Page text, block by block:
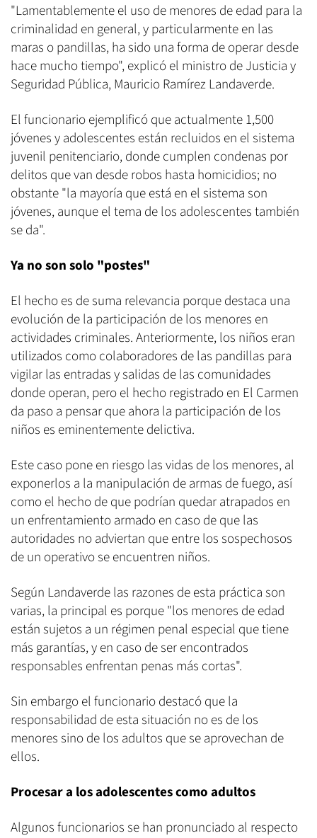
"Lamentablemente el uso de menores de edad para la
criminalidad en general, y particularmente en las
maras o pandillas, ha sido una forma de operar desde
hace mucho tiempo", explicó el ministro de Justicia y
Seguridad Pública, Mauricio Ramírez Landaverde.
El funcionario ejemplificó que actualmente 1,500
jóvenes y adolescentes están recluidos en el sistema
juvenil penitenciario, donde cumplen condenas por
delitos que van desde robos hasta homicidios; no
obstante "la mayoría que está en el sistema son
jóvenes, aunque el tema de los adolescentes también
se da".
Ya no son solo "postes"
El hecho es de suma relevancia porque destaca una
evolución de la participación de los menores en
actividades criminales. Anteriormente, los niños eran
utilizados como colaboradores de las pandillas para
vigilar las entradas y salidas de las comunidades
donde operan, pero el hecho registrado en El Carmen
da paso a pensar que ahora la participación de los
niños es eminentemente delictiva.
Este caso pone en riesgo las vidas de los menores, al
exponerlos a la manipulación de armas de fuego, así
como el hecho de que podrían quedar atrapados en
un enfrentamiento armado en caso de que las
autoridades no adviertan que entre los sospechosos
de un operativo se encuentren niños.
Según Landaverde las razones de esta práctica son
varias, la principal es porque "los menores de edad
están sujetos a un régimen penal especial que tiene
más garantías, y en caso de ser encontrados
responsables enfrentan penas más cortas".
Sin embargo el funcionario destacó que la
responsabilidad de esta situación no es de los
menores sino de los adultos que se aprovechan de
ellos.
Procesar a los adolescentes como adultos
Algunos funcionarios se han pronunciado al respecto